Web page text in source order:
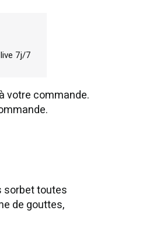
7j/7
votre commande.
sorbet toutes
de gouttes,